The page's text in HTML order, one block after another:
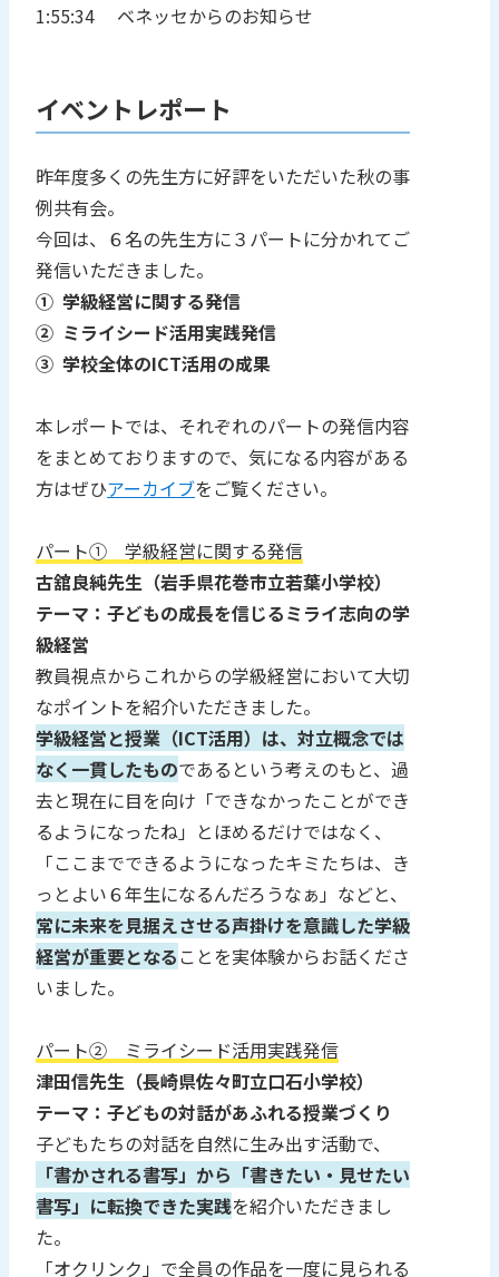
1:55:34 ベネッセからのお知らせ
イベントレポート
昨年度多くの先生方に好評をいただいた秋の事
例共有会。
今回は、６名の先生方に３パートに分かれてご
発信いただきました。
① 学級経営に関する発信
② ミライシード活用実践発信
③ 学校全体のICT活用の成果
本レポートでは、それぞれのパートの発信内容
をまとめておりますので、気になる内容がある
方はぜひアーカイブをご覧ください。
パート① 学級経営に関する発信
古舘良純先生（岩手県花巻市立若葉小学校）
テーマ：子どもの成長を信じるミライ志向の学
級経営
教員視点からこれからの学級経営において大切
なポイントを紹介いただきました。
学級経営と授業（ICT活用）は、対立概念では
なく一貫したものであるという考えのもと、過
去と現在に目を向け「できなかったことができ
るようになったね」とほめるだけではなく、
「ここまでできるようになったキミたちは、き
っとよい６年生になるんだろうなぁ」などと、
常に未来を見据えさせる声掛けを意識した学級
経営が重要となる ことを実体験からお話くださ
いました。
パート② ミライシード活用実践発信
津田信先生（長崎県佐々町立口石小学校）
テーマ：子どもの対話があふれる授業づくり
子どもたちの対話を自然に生み出す活動で、
「書かされる書写」から「書きたい・見せたい
書写」に転換できた実践を紹介いただきまし
た。
「オクリンク」で全員の作品を一度に見られる